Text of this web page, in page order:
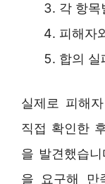
각 항목
피해자
합의 실
실제로 피해
직접 확인한
을 발견했습
을 요구해 만